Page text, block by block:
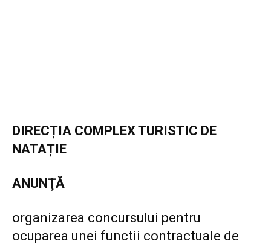
DIRECȚIA COMPLEX TURISTIC DE
NATAȚIE
ANUNŢĂ
organizarea concursului pentru
ocuparea unei functii contractuale de